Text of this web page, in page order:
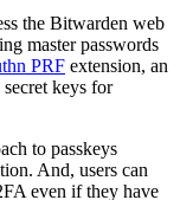
the Bitwarden web
master passwords
PRF extension, an
secret keys for
to passkeys
And, users can
even if they have